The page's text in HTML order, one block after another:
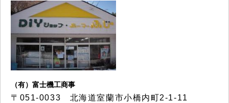
（有）富士機工商事
〒051-0033 北海道室蘭市小橋内町2-1-11